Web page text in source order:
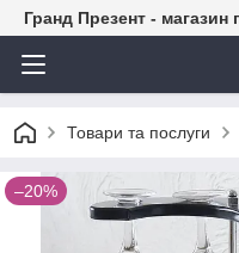
Гранд Презент - магазин
Товари та послуги
–20%